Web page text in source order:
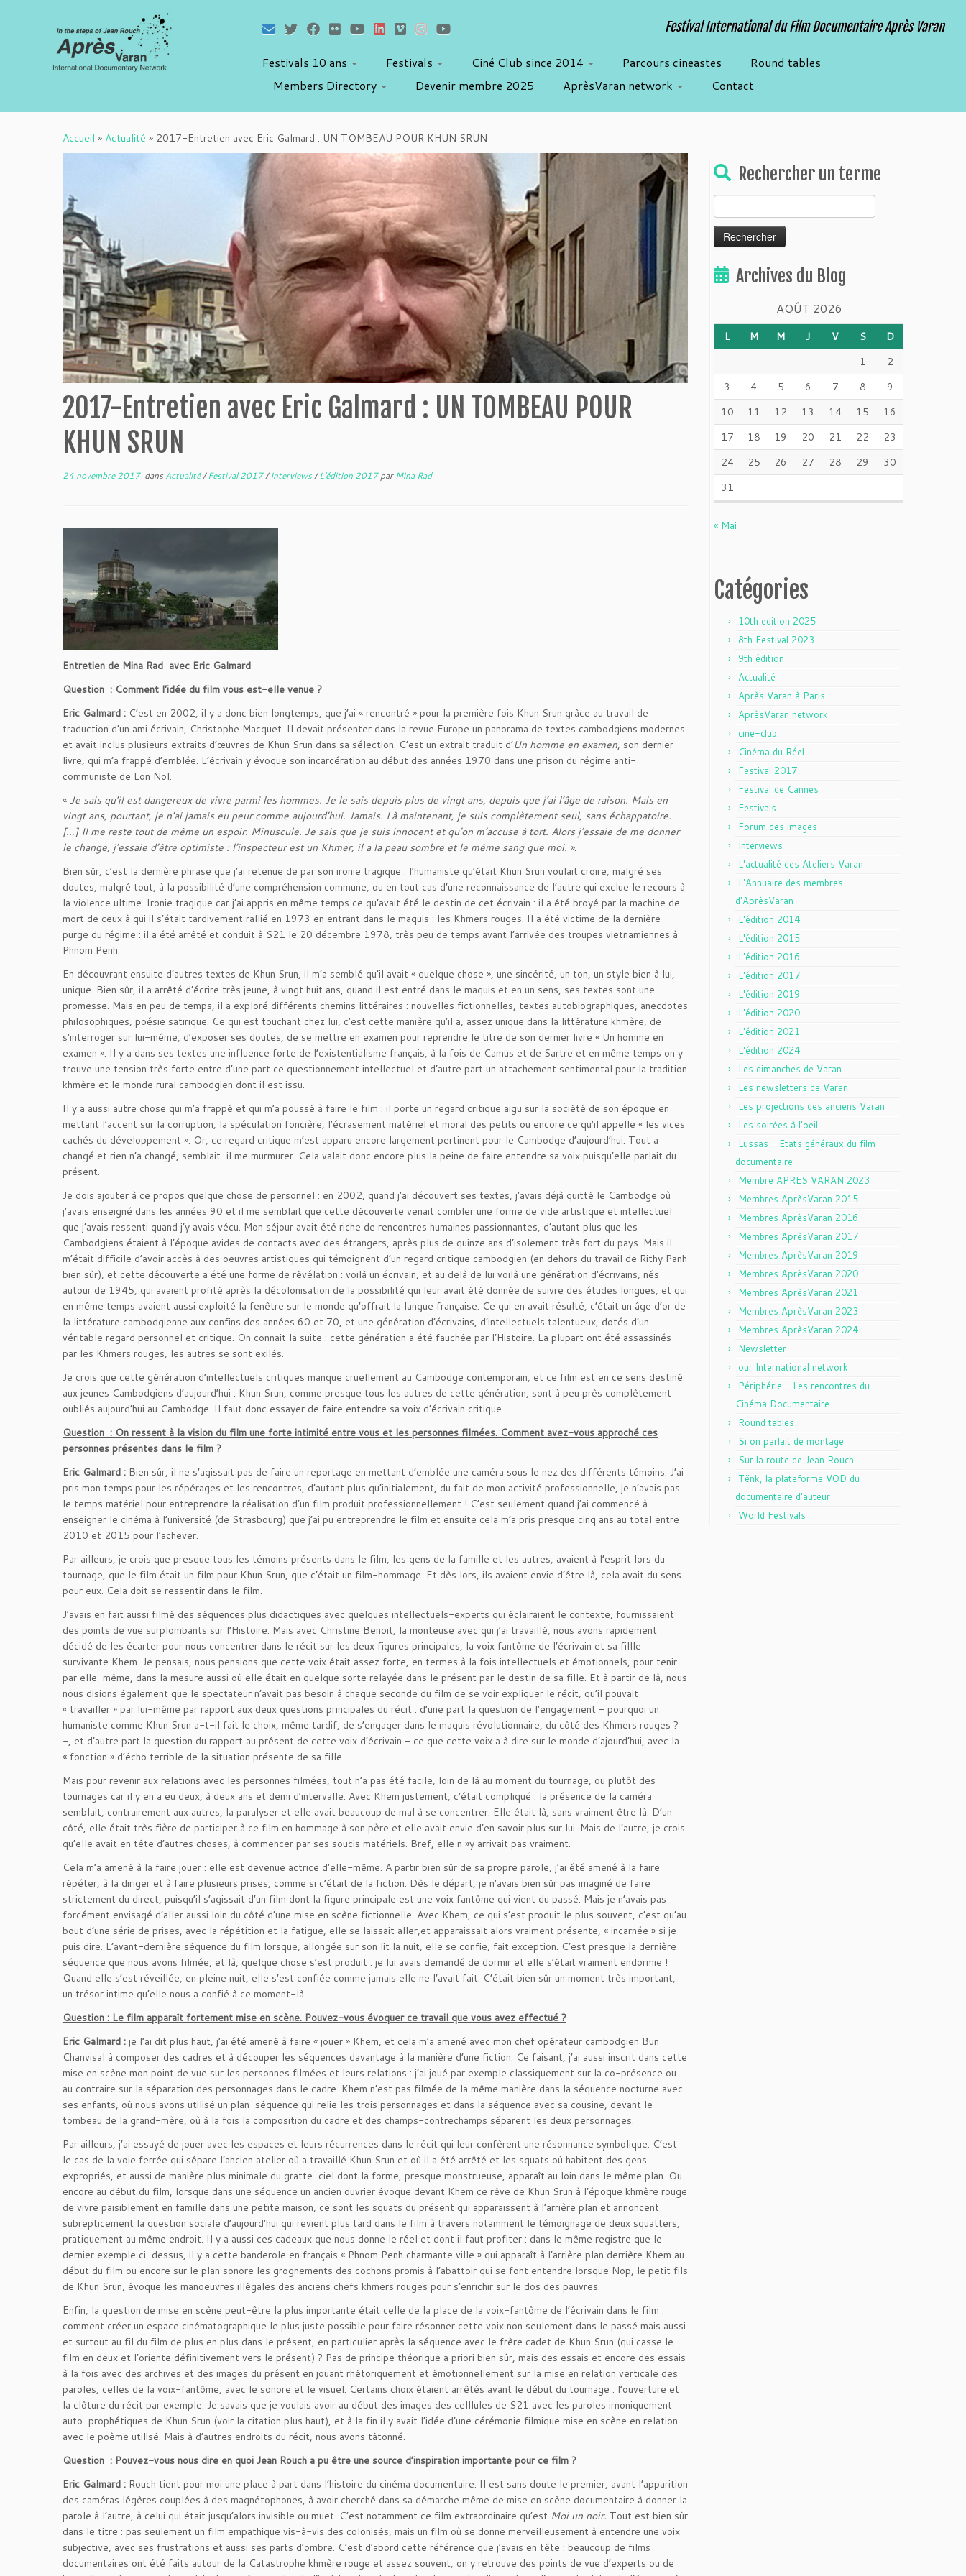
Festival International du Film Documentaire Après Varan
Festivals 10 ans Festivals Ciné Club since 2014 Parcours cineastes
Round tables
Members Directory
Devenir membre 2025 AprèsVaran network Contact
Accueil » Actualité » 2017-Entretien avec Eric Galmard : UN TOMBEAU POUR KHUN SRUN
2017-Entretien avec Eric Galmard : UN TOMBEAU POUR
KHUN SRUN
24 novembre 2017dans Actualité/Festival 2017/Interviews/L'édition 2017parMina Rad
Entretien de Mina Rad avec Eric Galmard
Question : Comment l’idée du film vous est-elle venue ?
Eric Galmard : C’est en 2002, il y a donc bien longtemps, que j’ai « rencontré » pour la première fois Khun Srun grâce au travail de
traduction d’un ami écrivain, Christophe Macquet. Il devait présenter dans la revue Europe un panorama de textes cambodgiens modernes
et avait inclus plusieurs extraits d’œuvres de Khun Srun dans sa sélection. C’est un extrait traduit d’Un homme en examen, son dernier
livre, qui m’a frappé d’emblée. L’écrivain y évoque son incarcération au début des années 1970 dans une prison du régime anti-
communiste de Lon Nol.
« Je sais qu’il est dangereux de vivre parmi les hommes. Je le sais depuis plus de vingt ans, depuis que j’ai l’âge de raison. Mais en
vingt ans, pourtant, je n’ai jamais eu peur comme aujourd’hui. Jamais. Là maintenant, je suis complètement seul, sans échappatoire.
[…] Il me reste tout de même un espoir. Minuscule. Je sais que je suis innocent et qu’on m’accuse à tort. Alors j’essaie de me donner
le change, j’essaie d’être optimiste : l’inspecteur est un Khmer, il a la peau sombre et le même sang que moi. ».
Bien sûr, c’est la dernière phrase que j’ai retenue de par son ironie tragique : l’humaniste qu’était Khun Srun voulait croire, malgré ses
doutes, malgré tout, à la possibilité d’une compréhension commune, ou en tout cas d’une reconnaissance de l’autre qui exclue le recours à
la violence ultime. Ironie tragique car j’ai appris en même temps ce qu’avait été le destin de cet écrivain : il a été broyé par la machine de
mort de ceux à qui il s’était tardivement rallié en 1973 en entrant dans le maquis : les Khmers rouges. Il a été victime de la dernière
purge du régime : il a été arrêté et conduit à S21 le 20 décembre 1978, très peu de temps avant l’arrivée des troupes vietnamiennes à
Phnom Penh.
En découvrant ensuite d’autres textes de Khun Srun, il m’a semblé qu’il avait « quelque chose », une sincérité, un ton, un style bien à lui,
unique. Bien sûr, il a arrêté d’écrire très jeune, à vingt huit ans, quand il est entré dans le maquis et en un sens, ses textes sont une
promesse. Mais en peu de temps, il a exploré différents chemins littéraires : nouvelles fictionnelles, textes autobiographiques, anecdotes
philosophiques, poésie satirique. Ce qui est touchant chez lui, c’est cette manière qu’il a, assez unique dans la littérature khmère, de
s’interroger sur lui-même, d’exposer ses doutes, de se mettre en examen pour reprendre le titre de son dernier livre « Un homme en
examen ». Il y a dans ses textes une influence forte de l’existentialisme français, à la fois de Camus et de Sartre et en même temps on y
trouve une tension très forte entre d’une part ce questionnement intellectuel et d’autre part un attachement sentimental pour la tradition
khmère et le monde rural cambodgien dont il est issu.
Il y a aussi autre chose qui m’a frappé et qui m’a poussé à faire le film : il porte un regard critique aigu sur la société de son époque en
mettant l’accent sur la corruption, la spéculation foncière, l’écrasement matériel et moral des petits ou encore ce qu’il appelle « les vices
cachés du développement ». Or, ce regard critique m’est apparu encore largement pertinent pour le Cambodge d’aujourd’hui. Tout a
changé et rien n’a changé, semblait-il me murmurer. Cela valait donc encore plus la peine de faire entendre sa voix puisqu’elle parlait du
présent.
Je dois ajouter à ce propos quelque chose de personnel : en 2002, quand j’ai découvert ses textes, j’avais déjà quitté le Cambodge où
j’avais enseigné dans les années 90 et il me semblait que cette découverte venait combler une forme de vide artistique et intellectuel
que j’avais ressenti quand j’y avais vécu. Mon séjour avait été riche de rencontres humaines passionnantes, d’autant plus que les
Cambodgiens étaient à l’époque avides de contacts avec des étrangers, après plus de quinze ans d’isolement très fort du pays. Mais il
m’était difficile d’avoir accès à des oeuvres artistiques qui témoignent d’un regard critique cambodgien (en dehors du travail de Rithy Panh
bien sûr), et cette découverte a été une forme de révélation : voilà un écrivain, et au delà de lui voilà une génération d’écrivains, nés
autour de 1945, qui avaient profité après la décolonisation de la possibilité qui leur avait été donnée de suivre des études longues, et qui
en même temps avaient aussi exploité la fenêtre sur le monde qu’offrait la langue française. Ce qui en avait résulté, c’était un âge d’or de
la littérature cambodgienne aux confins des années 60 et 70, et une génération d’écrivains, d’intellectuels talentueux, dotés d’un
véritable regard personnel et critique. On connait la suite : cette génération a été fauchée par l’Histoire. La plupart ont été assassinés
par les Khmers rouges, les autres se sont exilés.
Je crois que cette génération d’intellectuels critiques manque cruellement au Cambodge contemporain, et ce film est en ce sens destiné
aux jeunes Cambodgiens d’aujourd’hui : Khun Srun, comme presque tous les autres de cette génération, sont à peu près complètement
oubliés aujourd’hui au Cambodge. Il faut donc essayer de faire entendre sa voix d’écrivain critique.
Question : On ressent à la vision du film une forte intimité entre vous et les personnes filmées. Comment avez-vous approché ces
personnes présentes dans le film ?
Eric Galmard : Bien sûr, il ne s’agissait pas de faire un reportage en mettant d’emblée une caméra sous le nez des différents témoins. J’ai
pris mon temps pour les répérages et les rencontres, d’autant plus qu’initialement, du fait de mon activité professionnelle, je n’avais pas
le temps matériel pour entreprendre la réalisation d’un film produit professionnellement ! C’est seulement quand j’ai commencé à
enseigner le cinéma à l’université (de Strasbourg) que j’ai pu entreprendre le film et ensuite cela m’a pris presque cinq ans au total entre
2010 et 2015 pour l’achever.
Par ailleurs, je crois que presque tous les témoins présents dans le film, les gens de la famille et les autres, avaient à l’esprit lors du
tournage, que le film était un film pour Khun Srun, que c’était un film-hommage. Et dès lors, ils avaient envie d’être là, cela avait du sens
pour eux. Cela doit se ressentir dans le film.
J’avais en fait aussi filmé des séquences plus didactiques avec quelques intellectuels-experts qui éclairaient le contexte, fournissaient
des points de vue surplombants sur l’Histoire. Mais avec Christine Benoit, la monteuse avec qui j’ai travaillé, nous avons rapidement
décidé de les écarter pour nous concentrer dans le récit sur les deux figures principales, la voix fantôme de l’écrivain et sa fillle
survivante Khem. Je pensais, nous pensions que cette voix était assez forte, en termes à la fois intellectuels et émotionnels, pour tenir
par elle-même, dans la mesure aussi où elle était en quelque sorte relayée dans le présent par le destin de sa fille. Et à partir de là, nous
nous disions également que le spectateur n’avait pas besoin à chaque seconde du film de se voir expliquer le récit, qu’il pouvait
« travailler » par lui-même par rapport aux deux questions principales du récit : d’une part la question de l’engagement – pourquoi un
humaniste comme Khun Srun a-t-il fait le choix, même tardif, de s’engager dans le maquis révolutionnaire, du côté des Khmers rouges ?
-, et d’autre part la question du rapport au présent de cette voix d’écrivain – ce que cette voix a à dire sur le monde d’ajourd’hui, avec la
« fonction » d’écho terrible de la situation présente de sa fille.
Mais pour revenir aux relations avec les personnes filmées, tout n’a pas été facile, loin de là au moment du tournage, ou plutôt des
tournages car il y en a eu deux, à deux ans et demi d’intervalle. Avec Khem justement, c’était compliqué : la présence de la caméra
semblait, contrairement aux autres, la paralyser et elle avait beaucoup de mal à se concentrer. Elle était là, sans vraiment être là. D’un
côté, elle était très fière de participer à ce film en hommage à son père et elle avait envie d’en savoir plus sur lui. Mais de l’autre, je crois
qu’elle avait en tête d’autres choses, à commencer par ses soucis matériels. Bref, elle n »y arrivait pas vraiment.
Cela m’a amené à la faire jouer : elle est devenue actrice d’elle-même. A partir bien sûr de sa propre parole, j’ai été amené à la faire
répéter, à la diriger et à faire plusieurs prises, comme si c’était de la fiction. Dès le départ, je n’avais bien sûr pas imaginé de faire
strictement du direct, puisqu’il s’agissait d’un film dont la figure principale est une voix fantôme qui vient du passé. Mais je n’avais pas
forcément envisagé d’aller aussi loin du côté d’une mise en scène fictionnelle. Avec Khem, ce qui s’est produit le plus souvent, c’est qu’au
bout d’une série de prises, avec la répétition et la fatigue, elle se laissait aller,et apparaissait alors vraiment présente, « incarnée » si je
puis dire. L’avant-dernière séquence du film lorsque, allongée sur son lit la nuit, elle se confie, fait exception. C’est presque la dernière
séquence que nous avons filmée, et là, quelque chose s’est produit : je lui avais demandé de dormir et elle s’était vraiment endormie !
Quand elle s’est réveillée, en pleine nuit, elle s’est confiée comme jamais elle ne l’avait fait. C’était bien sûr un moment très important,
un trésor intime qu’elle nous a confié à ce moment-là.
Question : Le film apparaît fortement mise en scène. Pouvez-vous évoquer ce travail que vous avez effectué ?
Eric Galmard : je l’ai dit plus haut, j’ai été amené à faire « jouer » Khem, et cela m’a amené avec mon chef opérateur cambodgien Bun
Chanvisal à composer des cadres et à découper les séquences davantage à la manière d’une fiction. Ce faisant, j’ai aussi inscrit dans cette
mise en scène mon point de vue sur les personnes filmées et leurs relations : j’ai joué par exemple classiquement sur la co-présence ou
au contraire sur la séparation des personnages dans le cadre. Khem n’est pas filmée de la même manière dans la séquence nocturne avec
ses enfants, où nous avons utilisé un plan-séquence qui relie les trois personnages et dans la séquence avec sa cousine, devant le
tombeau de la grand-mère, où à la fois la composition du cadre et des champs-contrechamps séparent les deux personnages.
Par ailleurs, j’ai essayé de jouer avec les espaces et leurs récurrences dans le récit qui leur confèrent une résonnance symbolique. C’est
le cas de la voie ferrée qui sépare l’ancien atelier où a travaillé Khun Srun et où il a été arrêté et les squats où habitent des gens
expropriés, et aussi de manière plus minimale du gratte-ciel dont la forme, presque monstrueuse, apparaît au loin dans le même plan. Ou
encore au début du film, lorsque dans une séquence un ancien ouvrier évoque devant Khem ce rêve de Khun Srun à l’époque khmère rouge
de vivre paisiblement en famille dans une petite maison, ce sont les squats du présent qui apparaissent à l’arrière plan et annoncent
subrepticement la question sociale d’aujourd’hui qui revient plus tard dans le film à travers notamment le témoignage de deux squatters,
pratiquement au même endroit. Il y a aussi ces cadeaux que nous donne le réel et dont il faut profiter : dans le même registre que le
dernier exemple ci-dessus, il y a cette banderole en français « Phnom Penh charmante ville » qui apparaît à l’arrière plan derrière Khem au
début du film ou encore sur le plan sonore les grognements des cochons promis à l’abattoir qui se font entendre lorsque Nop, le petit fils
de Khun Srun, évoque les manoeuvres illégales des anciens chefs khmers rouges pour s’enrichir sur le dos des pauvres.
Enfin, la question de mise en scène peut-être la plus importante était celle de la place de la voix-fantôme de l’écrivain dans le film :
comment créer un espace cinématographique le plus juste possible pour faire résonner cette voix non seulement dans le passé mais aussi
et surtout au fil du film de plus en plus dans le présent, en particulier après la séquence avec le frère cadet de Khun Srun (qui casse le
film en deux et l’oriente définitivement vers le présent) ? Pas de principe théorique a priori bien sûr, mais des essais et encore des essais
à la fois avec des archives et des images du présent en jouant rhétoriquement et émotionnellement sur la mise en relation verticale des
paroles, celles de la voix-fantôme, avec le sonore et le visuel. Certains choix étaient arrêtés avant le début du tournage : l’ouverture et
la clôture du récit par exemple. Je savais que je voulais avoir au début des images des celllules de S21 avec les paroles irnoniquement
auto-prophétiques de Khun Srun (voir la citation plus haut), et à la fin il y avait l’idée d’une cérémonie filmique mise en scène en relation
avec le poème utilisé. Mais à d’autres endroits du récit, nous avons tâtonné.
Question : Pouvez-vous nous dire en quoi Jean Rouch a pu être une source d’inspiration importante pour ce film ?
Eric Galmard : Rouch tient pour moi une place à part dans l’histoire du cinéma documentaire. Il est sans doute le premier, avant l’apparition
des caméras légères couplées à des magnétophones, à avoir cherché dans sa démarche même de mise en scène documentaire à donner la
parole à l’autre, à celui qui était jusqu’alors invisible ou muet. C’est notamment ce film extraordinaire qu’est Moi un noir. Tout est bien sûr
dans le titre : pas seulement un film empathique vis-à-vis des colonisés, mais un film où se donne merveilleusement à entendre une voix
subjective, avec ses frustrations et aussi ses parts d’ombre. C’est d’abord cette référence que j’avais en tête : beaucoup de films
documentaires ont été faits autour de la Catastrophe khmère rouge et assez souvent, on y retrouve des points de vue d’experts ou de
Rechercher un terme
Archives du Blog
AOÛT 2026
L M M J V S
D
1
2
3
4 5 6 7 8
9
10
11 12 13 14 15
16
17
18 19 20 21 22
23
24
25 26 27 28 29
30
31
« Mai
Catégories
10th edition 2025
8th Festival 2023
9th édition
Actualité
Après Varan à Paris
AprèsVaran network
cine-club
Cinéma du Réel
Festival 2017
Festival de Cannes
Festivals
Forum des images
Interviews
L'actualité des Ateliers Varan
L'Annuaire des membres
d'AprèsVaran
L'édition 2014
L'édition 2015
L'édition 2016
L'édition 2017
L'édition 2019
L'édition 2020
L'édition 2021
L'édition 2024
Les dimanches de Varan
Les newsletters de Varan
Les projections des anciens Varan
Les soirées à l'oeil
Lussas – Etats généraux du film
documentaire
Membre APRES VARAN 2023
Membres AprèsVaran 2015
Membres AprèsVaran 2016
Membres AprèsVaran 2017
Membres AprèsVaran 2019
Membres AprèsVaran 2020
Membres AprèsVaran 2021
Membres AprèsVaran 2023
Membres AprèsVaran 2024
Newsletter
our International network
Périphérie – Les rencontres du
Cinéma Documentaire
Round tables
Si on parlait de montage
Sur la route de Jean Rouch
Tënk, la plateforme VOD du
documentaire d'auteur
World Festivals